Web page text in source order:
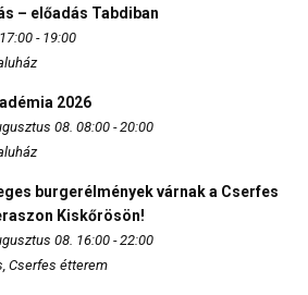
– előadás Tabdiban
- 19:00
2026
08. 08:00 - 20:00
burgerélmények várnak a Cserfes
Kiskőrösön!
08. 16:00 - 22:00
Cserfes étterem